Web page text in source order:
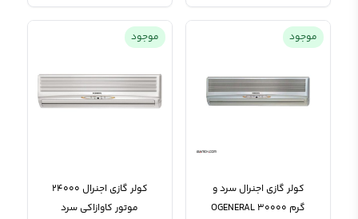
موجود
کولر گازی اجنرال سرد و
گرم 30000 OGENERAL
موجود
کولر گازی اجنرال 24000
موتور کاوازاکی سرد